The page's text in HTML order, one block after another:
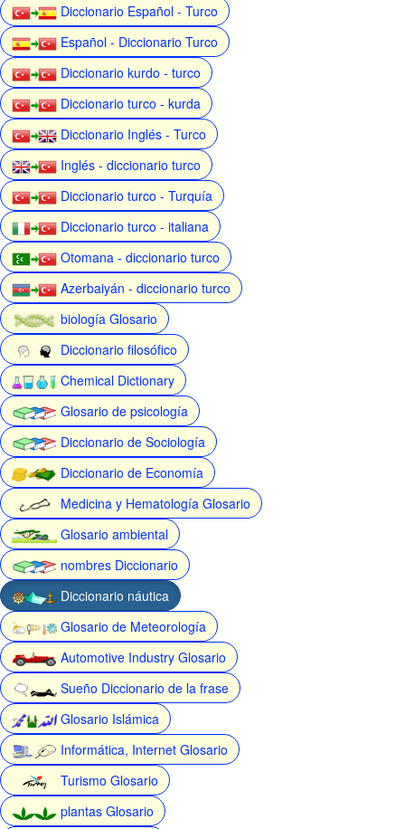
Diccionario Español - Turco
Español - Diccionario Turco
Diccionario kurdo - turco
Diccionario turco - kurda
Diccionario Inglés - Turco
Inglés - diccionario turco
Diccionario turco - Turquía
Diccionario turco - italiana
Otomana - diccionario turco
Azerbaiyán - diccionario turco
biología Glosario
Diccionario filosófico
Chemical Dictionary
Glosario de psicología
Diccionario de Sociología
Diccionario de Economía
Medicina y Hematología Glosario
Glosario ambiental
nombres Diccionario
Diccionario náutica
Glosario de Meteorología
Automotive Industry Glosario
Sueño Diccionario de la frase
Glosario Islámica
Informática, Internet Glosario
Turismo Glosario
plantas Glosario